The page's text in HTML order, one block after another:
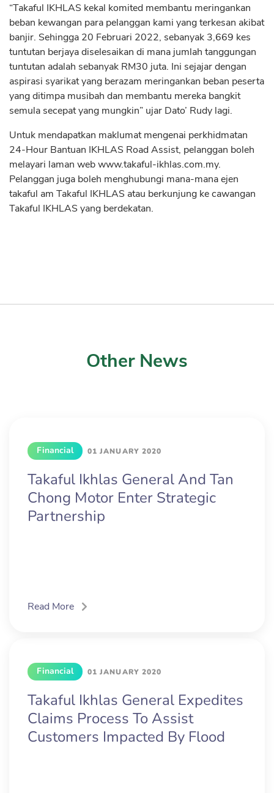
“Takaful IKHLAS kekal komited membantu meringankan
beban kewangan para pelanggan kami yang terkesan akibat
banjir. Sehingga 20 Februari 2022, sebanyak 3,669 kes
tuntutan berjaya diselesaikan di mana jumlah tanggungan
tuntutan adalah sebanyak RM30 juta. Ini sejajar dengan
aspirasi syarikat yang berazam meringankan beban peserta
yang ditimpa musibah dan membantu mereka bangkit
semula secepat yang mungkin” ujar Dato’ Rudy lagi.
Untuk mendapatkan maklumat mengenai perkhidmatan
24-Hour Bantuan IKHLAS Road Assist, pelanggan boleh
melayari laman web www.takaful-ikhlas.com.my.
Pelanggan juga boleh menghubungi mana-mana ejen
takaful am Takaful IKHLAS atau berkunjung ke cawangan
Takaful IKHLAS yang berdekatan.
Other News
Financial 01 JANUARY 2020
Takaful Ikhlas General And Tan
Chong Motor Enter Strategic
Partnership
Read More
Financial 01 JANUARY 2020
Takaful Ikhlas General Expedites
Claims Process To Assist
Customers Impacted By Flood